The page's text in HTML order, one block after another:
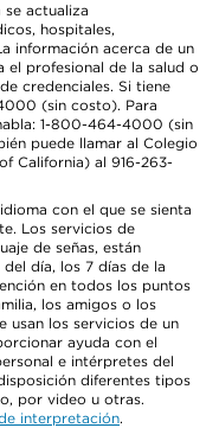
actualiza
hospitales,
información acerca de un
el profesional de la salud o
credenciales. Si tiene
(sin costo). Para
1-800-464-4000 (sin
puede llamar al Colegio
California) al 916-263-
con el que se sienta
Los servicios de
de señas, están
día, los 7 días de la
en todos los puntos
los amigos o los
usan los servicios de un
ayuda con el
e intérpretes del
diferentes tipos
por video u otras.
interpretación.